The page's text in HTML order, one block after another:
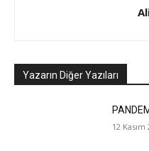
Yazarın Diğer Yazıları
12 Kasım